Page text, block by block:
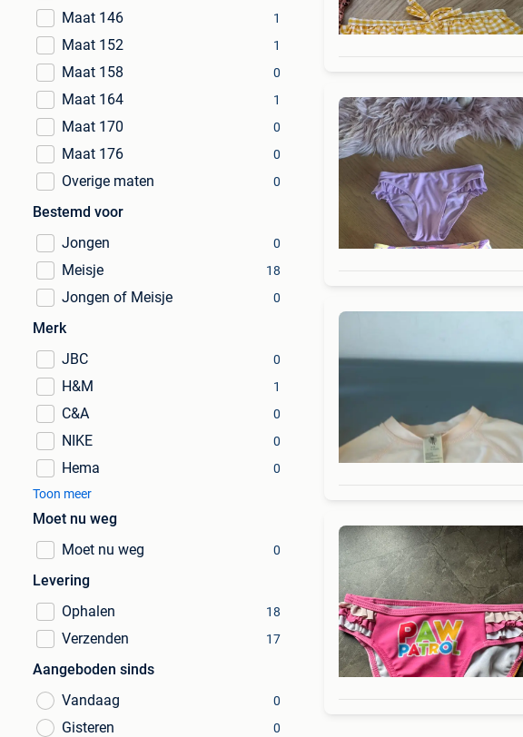
Maat 146 1
Maat 152 1
Maat 158 0
Maat 164 1
Maat 170 0
Maat 176 0
Overige maten 0
Bestemd voor
Jongen
0
Meisje 18
Jongen of Meisje 0
Merk
JBC
0
H&M 1
C&A 0
NIKE 0
Hema
0
Toon meer
Moet nu weg
Moet nu weg
0
Levering
Ophalen
18
Verzenden 17
Aangeboden sinds
Vandaag
0
Gisteren 0